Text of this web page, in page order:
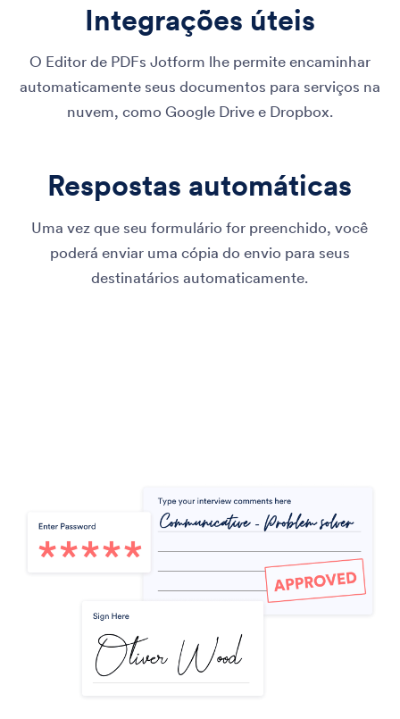
Integrações úteis
O Editor de PDFs Jotform lhe permite encaminhar
automaticamente seus documentos para serviços na
nuvem, como Google Drive e Dropbox.
Respostas automáticas
Uma vez que seu formulário for preenchido, você
poderá enviar uma cópia do envio para seus
destinatários automaticamente.